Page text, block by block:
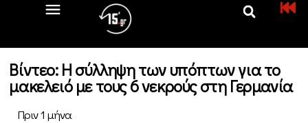
Βίντεο: Η σύλληψη των υπόπτων για το
μακελειό με τους 6 νεκρούς στη Γερμανία
Πριν 1 μήνα